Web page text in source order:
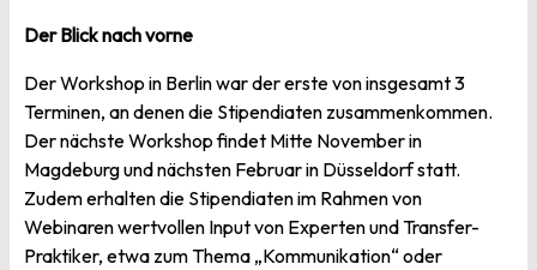
Der Blick nach vorne
Der Workshop in Berlin war der erste von insgesamt 3
Terminen, an denen die Stipendiaten zusammenkommen.
Der nächste Workshop findet Mitte November in
Magdeburg und nächsten Februar in Düsseldorf statt.
Zudem erhalten die Stipendiaten im Rahmen von
Webinaren wertvollen Input von Experten und Transfer-
Praktiker, etwa zum Thema „Kommunikation“ oder